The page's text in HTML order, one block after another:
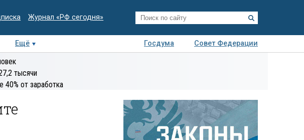
Журнал «РФ сегодня»
Ещё Госдума
Совет Федерации
тысячи
40% от заработка